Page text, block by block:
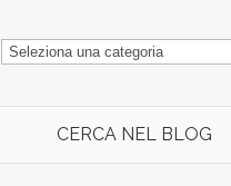
ARCHIVIO
CATEGORIE
CERCA NEL BLOG